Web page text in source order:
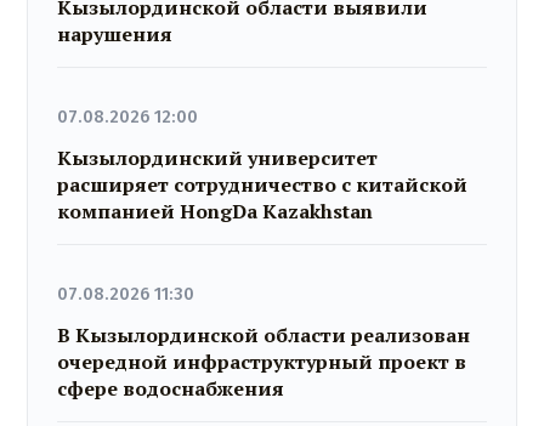
Кызылординской области выявили
нарушения
07.08.2026 12:00
Кызылординский университет
расширяет сотрудничество с китайской
компанией HongDa Kazakhstan
07.08.2026 11:30
В Кызылординской области реализован
очередной инфраструктурный проект в
сфере водоснабжения